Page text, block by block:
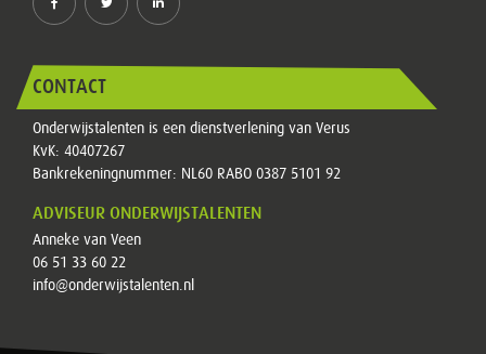
CONTACT
Onderwijstalenten is een dienstverlening van Verus
KvK: 40407267
Bankrekeningnummer: NL60 RABO 0387 5101 92
ADVISEUR ONDERWIJSTALENTEN
Anneke van Veen
06 51 33 60 22
info@onderwijstalenten.nl